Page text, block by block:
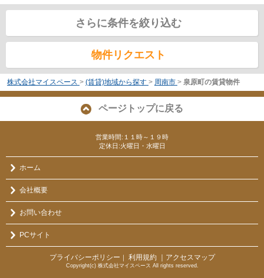
さらに条件を絞り込む
物件リクエスト
株式会社マイスペース > (賃貸)地域から探す > 周南市 > 泉原町の賃貸物件
ページトップに戻る
営業時間:１１時～１９時
定休日:火曜日・水曜日
ホーム
会社概要
お問い合わせ
PCサイト
プライバシーポリシー ｜ 利用規約 ｜アクセスマップ
Copyright(c) 株式会社マイスペース All rights reserved.